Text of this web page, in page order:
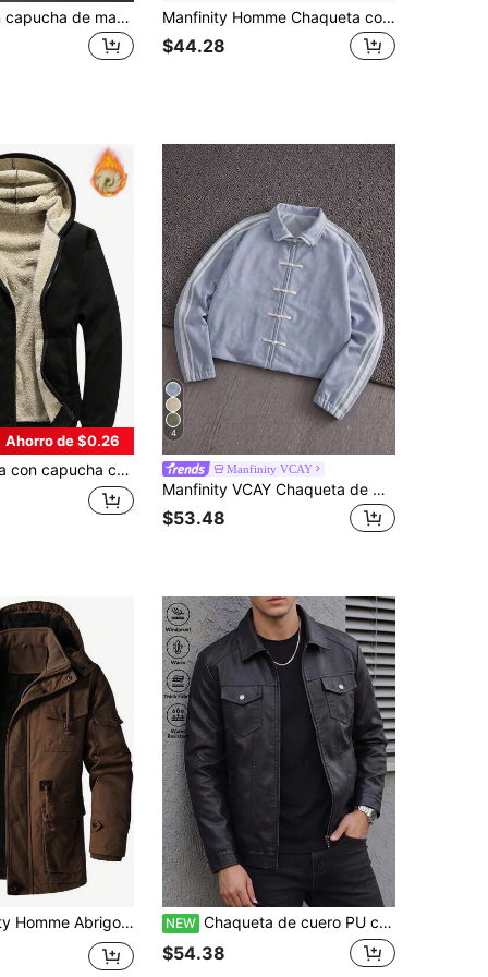
Chaqueta con capucha de manga larga para hombres, diseño minimalista general. Sudadera práctica, cierre de cremallera conveniente, múltiples bolsillos tanto para fines estéticos como de almacenamiento, adecuada para el transporte diario y actividades ligeras al aire libre. Manfinity Homme Chaqueta con capucha de manga larga y ajuste holgado con bloque de color y gráfico de letras, forro térmico, cortavientos para exteriores en otoño
$44.28
Ahorro de $0.26
y forro térmico de manga larga para hombre, otoño/invierno
4
Manfinity VCAY
Manfinity VCAY Chaqueta de manga larga con diseño de botones de rana y rayas de contraste para hombres
$53.48
de corte holgado para hombre. Prenda exterior para uso diario, viajes de fin de semana, actividades al aire libre, expediciones de viaje, entornos de trabajo relajados o ocasiones semi-formales. Regalo para novio/esposo, regalo de aniversario. NEW Chaqueta de cuero PU con múltiples bolsillos para hombre, chaqueta de motocicleta, chaqueta de cuero con cuello de solapa, para ir al trabajo, casual, fiesta, trabajo
$54.38